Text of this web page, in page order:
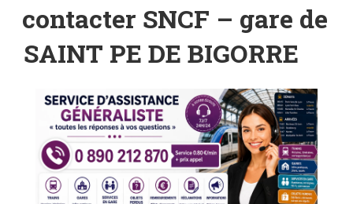
contacter SNCF – gare de
SAINT PE DE BIGORRE